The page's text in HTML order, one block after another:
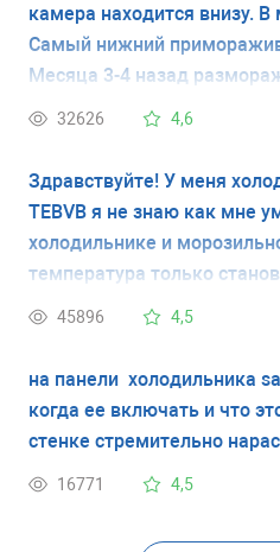
камера находится внизу.
Самый нижний
Месяца 3-4 назад
нормально, но прошло
холодильника - Самсунг
32626 4,6
Здравствуйте! У меня
TEBVB я не знаю как мне
холодильнике и
температура только
мор.камере наоборот все
45896 4,5
на панели холодильника
когда ее включать и что
стенке стремительно
16771 4,5